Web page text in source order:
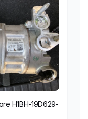
H1BH-19D629-